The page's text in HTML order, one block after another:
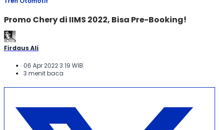
Promo Chery di IIMS 2022, Bisa Pre-Booking!
Firdaus Ali
06 Apr 2022 3:19 WIB
3 menit baca